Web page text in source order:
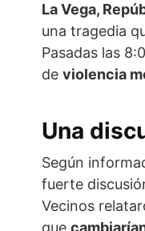
La Vega,
una tragedia
Pasadas las
de violencia
Una
Según
fuerte
Vecinos
que